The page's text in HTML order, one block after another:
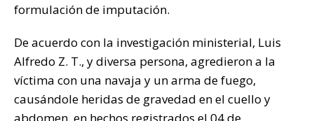
formulación de imputación.
De acuerdo con la investigación ministerial, Luis
Alfredo Z. T., y diversa persona, agredieron a la
víctima con una navaja y un arma de fuego,
causándole heridas de gravedad en el cuello y